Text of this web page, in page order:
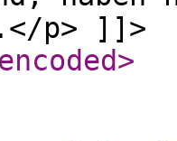
p> ]]>
>